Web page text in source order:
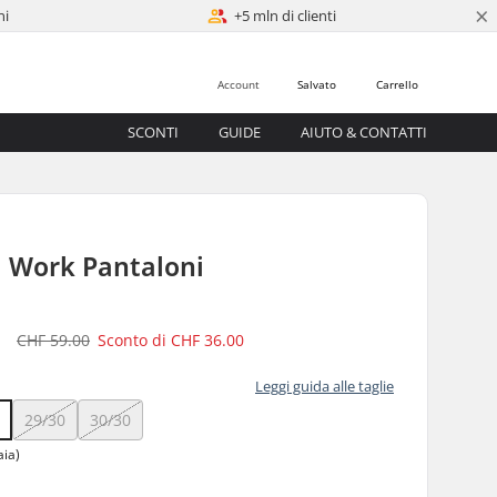
+5 mln di clienti ×
Carrello
Salvato
Account
SCONTI GUIDE AIUTO & CONTATTI
Pantaloni
CHF 59.00 Sconto diCHF 36.00
Leggi guida alle taglie
29/30 30/30